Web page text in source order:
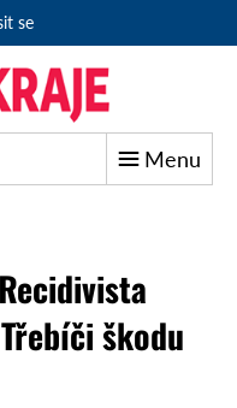
se
Menu
škodu